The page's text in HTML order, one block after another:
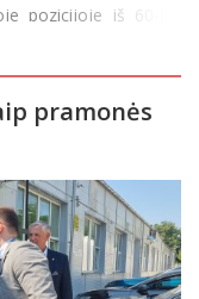
pozicijoje iš 60-ies
pramonės